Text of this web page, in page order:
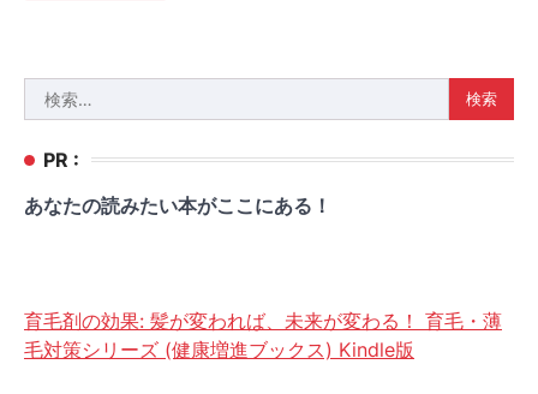
索:
PR :
あなたの読みたい本がここにある！
育毛剤の効果: 髪が変われば、未来が変わる！ 育毛・薄
毛対策シリーズ (健康増進ブックス) Kindle版